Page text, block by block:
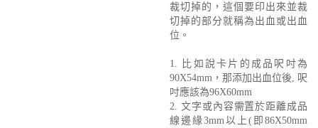
裁切掉的，這個要印出來並裁
切掉的部分就稱為出血或出血
位。
1. 比如說卡片的成品呎吋為
90X54mm，那添加出血位後, 呎
吋應該為96X60mm
2. 文字或內容需置於距離成品
線邊緣3mm以上(即86X50mm